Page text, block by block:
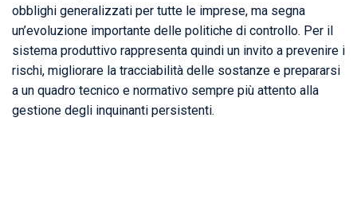
obblighi generalizzati per tutte le imprese, ma segna
un’evoluzione importante delle politiche di controllo. Per il
sistema produttivo rappresenta quindi un invito a prevenire i
rischi, migliorare la tracciabilità delle sostanze e prepararsi
a un quadro tecnico e normativo sempre più attento alla
gestione degli inquinanti persistenti.